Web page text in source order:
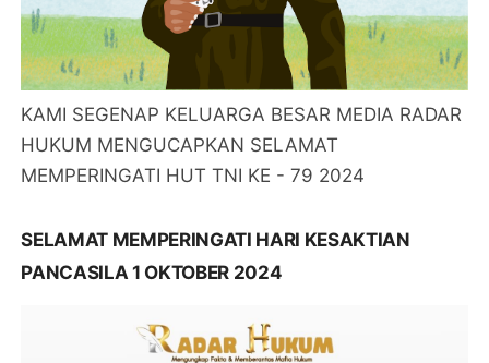
KAMI SEGENAP KELUARGA BESAR MEDIA RADAR
HUKUM MENGUCAPKAN SELAMAT
MEMPERINGATI HUT TNI KE - 79 2024
SELAMAT MEMPERINGATI HARI KESAKTIAN
PANCASILA 1 OKTOBER 2024